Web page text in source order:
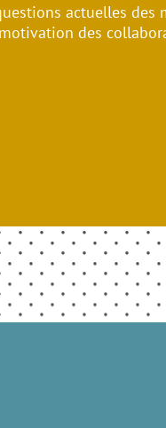
actuelles des
des